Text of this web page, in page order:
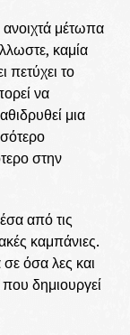
μέτωπα
καμία
πετύχει το
να
μια
στην
από τις
καμπάνιες.
όσα λες και
δημιουργεί